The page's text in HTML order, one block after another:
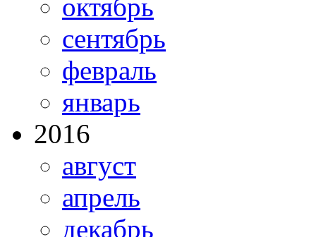
октябрь
сентябрь
февраль
январь
2016
август
апрель
декабрь